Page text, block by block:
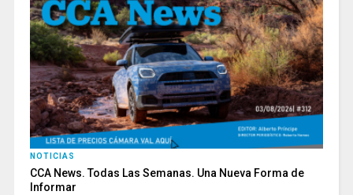
NOTICIAS
CCA News. Todas Las Semanas. Una Nueva Forma de
Informar